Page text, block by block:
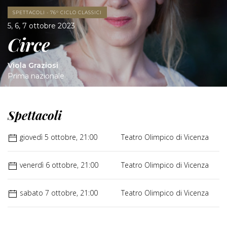
SPETTACOLI - 76° CICLO CLASSICI
5, 6, 7 ottobre 2023
Circe
Viola Graziosi
Prima nazionale
Spettacoli
giovedì 5 ottobre, 21:00 Teatro Olimpico di Vicenza
venerdì 6 ottobre, 21:00 Teatro Olimpico di Vicenza
sabato 7 ottobre, 21:00 Teatro Olimpico di Vicenza